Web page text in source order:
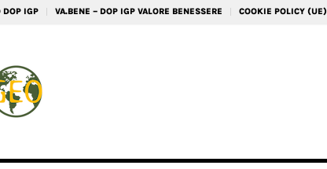
DOP IGP VA.BENE – DOP IGP VALORE BENESSERE COOKIE POLICY (UE)